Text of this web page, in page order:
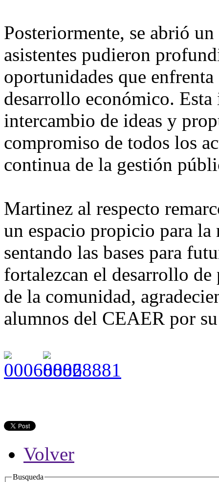
Posteriormente, se abrió
asistentes pudieron
oportunidades que
desarrollo económico.
intercambio de ideas y
compromiso de todos los
continua de la gestión
Martinez al respecto
un espacio propicio para
sentando las bases para
fortalezcan el desarrollo
de la comunidad,
alumnos del CEAER por
Volver
Busqueda